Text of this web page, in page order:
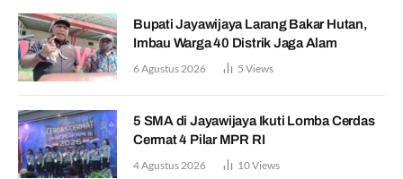
Bupati Jayawijaya Larang Bakar Hutan,
Imbau Warga 40 Distrik Jaga Alam
6 Agustus 2026 5 Views
5 SMA di Jayawijaya Ikuti Lomba Cerdas
Cermat 4 Pilar MPR RI
4 Agustus 2026 10Views